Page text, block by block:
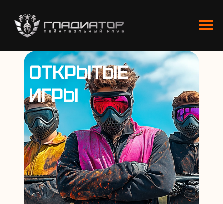
ОТКРЫТЫЕ
ИГРЫ